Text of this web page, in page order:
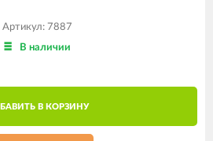
Артикул: 7887
В наличии
В КОРЗИНУ